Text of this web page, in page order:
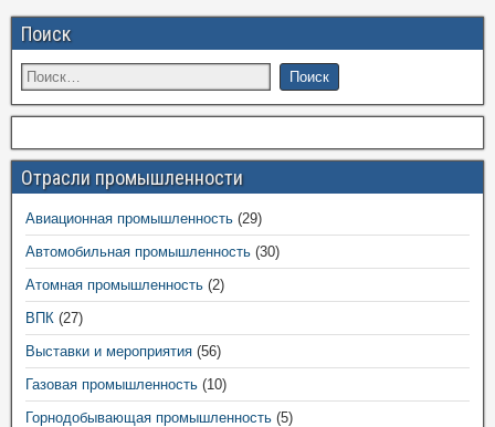
Поиск
Отрасли промышленности
Авиационная промышленность (29)
Автомобильная промышленность (30)
Атомная промышленность (2)
ВПК (27)
Выставки и мероприятия (56)
Газовая промышленность (10)
Горнодобывающая промышленность (5)